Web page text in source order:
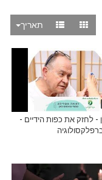
תאריך
- לחזק את כפות הידיים -